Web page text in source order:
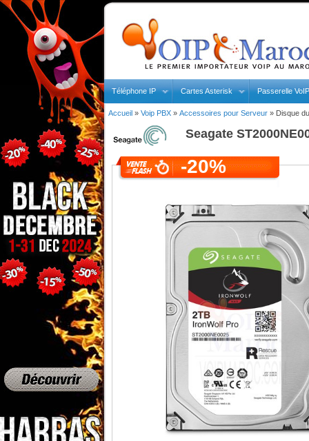
Téléphone IP Cartes Asterisk Passerelle VoIP
Accueil» Voip PBX» Accessoires pour Serveur» Disque
Seagate
-20%